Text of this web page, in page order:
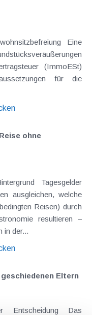
Eine
(ImmoESt)
für die
ohne
ausgleichen, welche
Reisen) durch
resultieren –
in der...
Eltern
Das